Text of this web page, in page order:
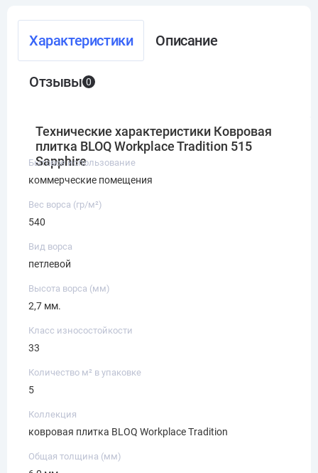
Характеристики Описание
Отзывы 0
Технические характеристики Ковровая
плитка BLOQ Workplace Tradition 515
Sapphire
Бытовое использование
коммерческие помещения
Вес ворса (гр/м²)
540
Вид ворса
петлевой
Высота ворса (мм)
2,7 мм.
Класс износостойкости
33
Количество м² в упаковке
5
Коллекция
ковровая плитка BLOQ Workplace Tradition
Общая толщина (мм)